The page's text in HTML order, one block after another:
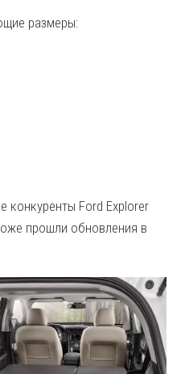
размеры:
конкуренты Ford Explorer
прошли обновления в